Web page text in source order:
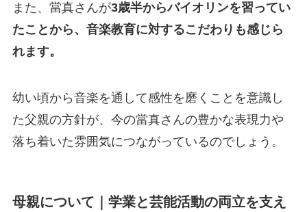
また、當真さんが3歳半からバイオリンを習ってい
たことから、音楽教育に対するこだわりも感じら
れます。
幼い頃から音楽を通して感性を磨くことを意識し
た父親の方針が、今の當真さんの豊かな表現力や
落ち着いた雰囲気につながっているのでしょう。
母親について｜学業と芸能活動の両立を支え